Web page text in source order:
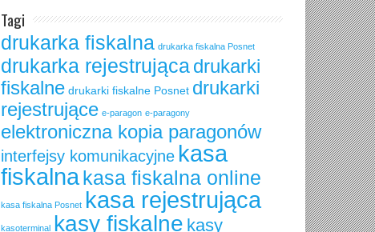
Tagi
drukarka fiskalna drukarka fiskalna Posnet
drukarka rejestrującadrukarki
fiskalne drukarki fiskalne Posnet drukarki
rejestrujące e-paragon e-paragony
elektroniczna kopia paragonów
interfejsy komunikacyjne kasa
fiskalnakasa fiskalna online
kasa fiskalna Posnet kasa rejestrująca
kasoterminal kasy fiskalne kasy